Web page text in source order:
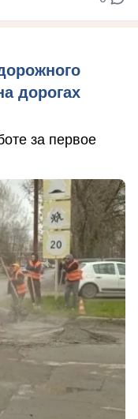
дорогах
за первое